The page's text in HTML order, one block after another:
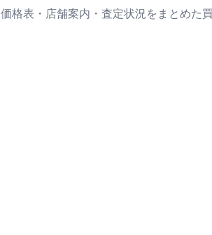
価格表・店舗案内・査定状況をまとめた